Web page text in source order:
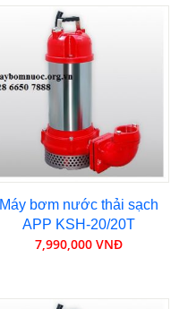
Máy bơm nước thải sạch
APP KSH-20/20T
7,990,000 VNĐ